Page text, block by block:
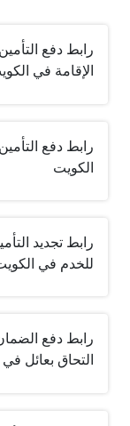
رابط دفع
الإقامة في
رابط دفع
الكويت
رابط تجديد
للخدم في
رابط دفع
التحاق بعائل